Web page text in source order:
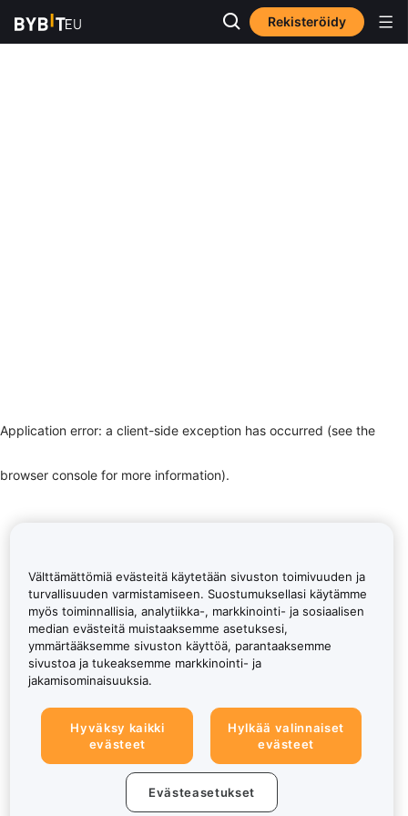
Rekisteröidy
Application error: a client-side exception has occurred (see the
browser console for more information).
Välttämättömiä evästeitä käytetään sivuston toimivuuden ja
turvallisuuden varmistamiseen. Suostumuksellasi käytämme
myös toiminnallisia, analytiikka-, markkinointi- ja sosiaalisen
median evästeitä muistaaksemme asetuksesi,
ymmärtääksemme sivuston käyttöä, parantaaksemme
sivustoa ja tukeaksemme markkinointi- ja
jakamisominaisuuksia.
Hyväksy kaikki
evästeet
Hylkää valinnaiset
evästeet
Evästeasetukset